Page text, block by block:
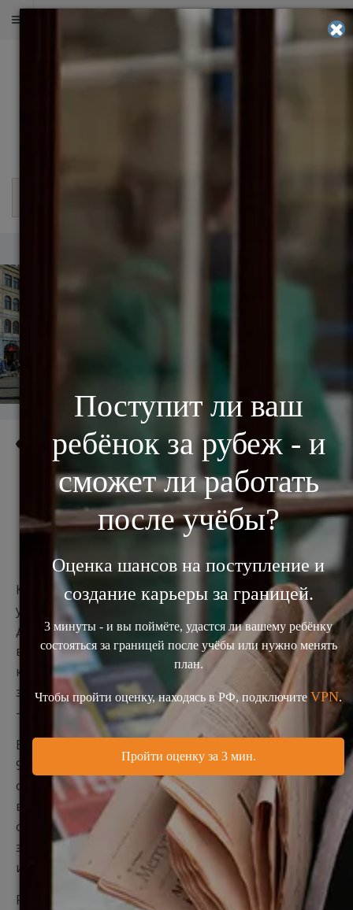
ОЦЕНИТЕ ШАНСЫ НА ПОСТУПЛЕНИЕ
6218
Россияне выбирают учебу
в Голландии
Количество российских студентов в Нидерландах
увеличилось в четыре раза за последние 10 лет. По
даннымNuffic Neso Russia, в 2016/17 учебном году
в университетах Голландии на дипломных и
краткосрочных программах были
зарегистрированы более 1230 студентов из России
— это на 10% больше, чем годом ранее.
Большинство студентов из России и СНГ (порядка
90 %) изучают программы магистратуры и лишь
около 10 % учатся на программах первого
высшего. Самыми популярными предметными
областями у россиян традиционно являются
экономика и бизнес, дизайн и искусство,
инженерные и технические специальности.
Рост популярности голландского образования у